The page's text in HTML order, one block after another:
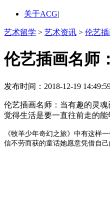
关于ACG|
艺术留学 > 艺术资讯 > 伦艺
伦艺插画名师
发布时间：2018-12-19
伦艺插画名师：当有趣的灵
觉得生活是要一直往前走的
《牧羊少年奇幻之旅》中有这样
信不劳而获的童话她愿意凭借自